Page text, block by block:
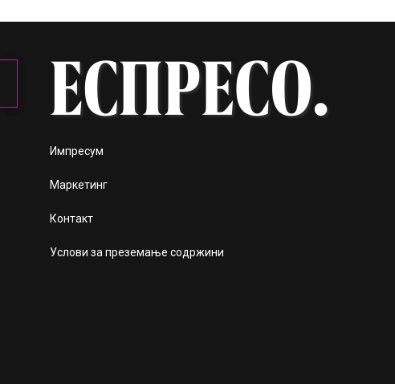
Импресум
Маркетинг
Контакт
Услови за преземање содржини